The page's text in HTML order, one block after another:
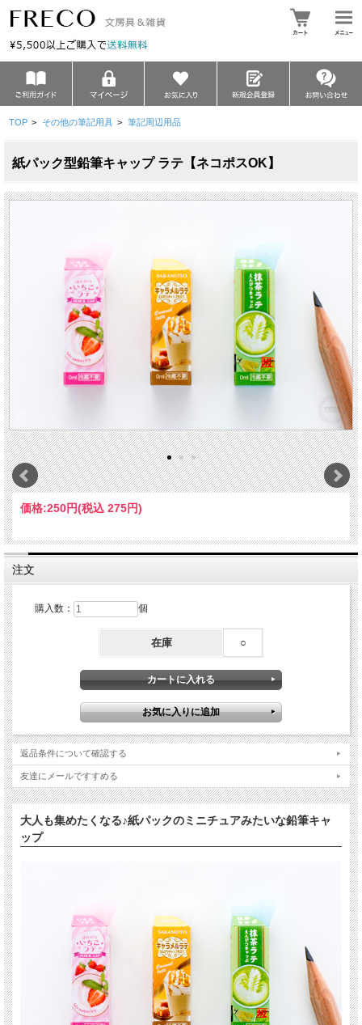
TOP > その他の筆記用具 > 筆記周辺用品
紙パック型鉛筆キャップ ラテ【ネコポスOK】
価格:250円(税込 275円)
注文
購入数： 個
在庫 ○
返品条件について確認する
友達にメールですすめる
大人も集めたくなる♪紙パックのミニチュアみたいな鉛筆キャ
ップ